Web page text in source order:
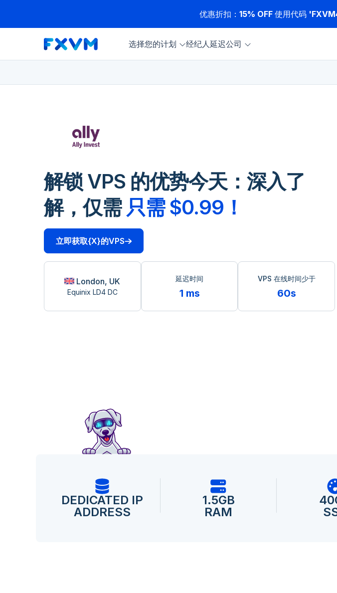
优惠折扣：15% OFF 使用代码
选择您的计划 经纪人延迟公司
解锁 VPS 的优势今天：深入了
解，仅需 只需 $0.99！
立即获取{X}的VPS
London, UK
Equinix LD4 DC
延迟时间
1 ms
VPS 在线时间少于
60s
DEDICATED IP
ADDRESS
1.5GB
RAM